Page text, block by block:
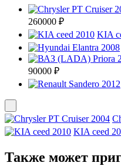
260000 ₽
KIA
90000 ₽
KIA ceed
Также может